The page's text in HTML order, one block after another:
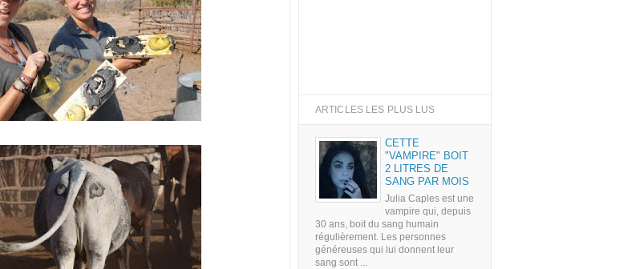
ARTICLES LES PLUS LUS
CETTE
"VAMPIRE" BOIT
2 LITRES DE
SANG PAR MOIS
Julia Caples est une
vampire qui, depuis
30 ans, boit du sang humain
régulièrement. Les personnes
généreuses qui lui donnent leur
sang sont ...